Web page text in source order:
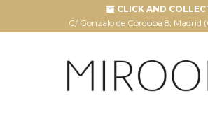
CLICK AND
C/ Gonzalo de Córdoba 8, Madrid